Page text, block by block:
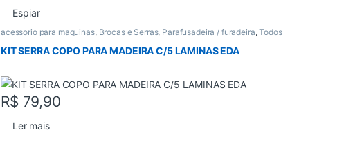
Espiar
acessorio para maquinas, Brocas e Serras, Parafusadeira / furadeira,Todos
KIT SERRA COPO PARA MADEIRA C/5 LAMINAS EDA
R$ 79,90
Ler mais